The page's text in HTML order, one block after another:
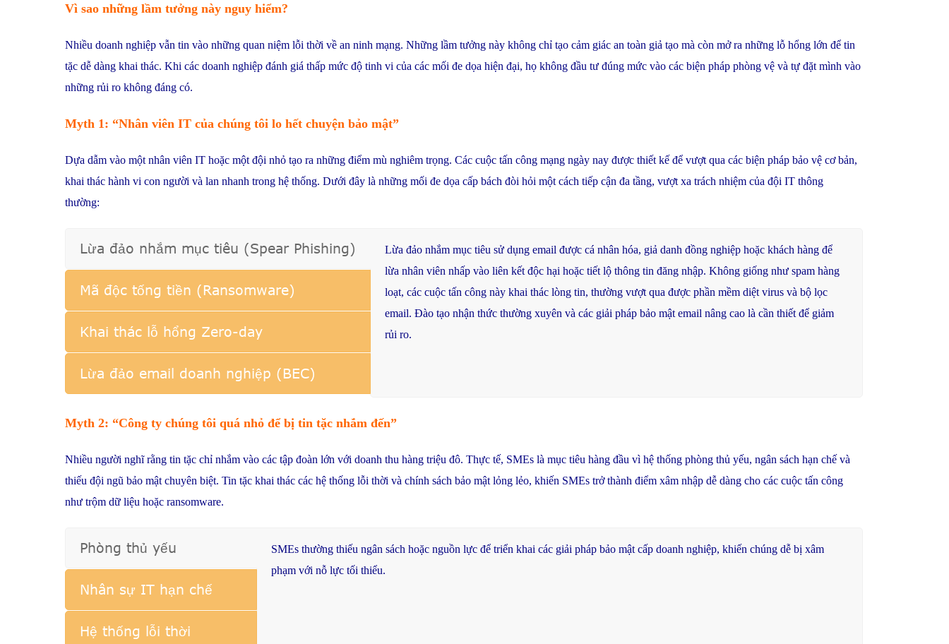
Vì sao những lầm tưởng này nguy hiểm?
Nhiều doanh nghiệp vẫn tin vào những quan niệm lỗi thời về an ninh mạng. Những lầm tưởng này không chỉ tạo cảm giác an toàn giả tạo mà còn mở ra những lỗ hổng lớn để tin
tặc dễ dàng khai thác. Khi các doanh nghiệp đánh giá thấp mức độ tinh vi của các mối đe dọa hiện đại, họ không đầu tư đúng mức vào các biện pháp phòng vệ và tự đặt mình vào
những rủi ro không đáng có.
Myth 1: “Nhân viên IT của chúng tôi lo hết chuyện bảo mật”
Dựa dẫm vào một nhân viên IT hoặc một đội nhỏ tạo ra những điểm mù nghiêm trọng. Các cuộc tấn công mạng ngày nay được thiết kế để vượt qua các biện pháp bảo vệ cơ bản,
khai thác hành vi con người và lan nhanh trong hệ thống. Dưới đây là những mối đe dọa cấp bách đòi hỏi một cách tiếp cận đa tầng, vượt xa trách nhiệm của đội IT thông
thường:
Lừa đảo nhắm mục tiêu (Spear Phishing)
Mã độc tống tiền (Ransomware)
Khai thác lỗ hổng Zero-day
Lừa đảo email doanh nghiệp (BEC)
Lừa đảo nhắm mục tiêu sử dụng email được cá nhân hóa, giả danh đồng nghiệp hoặc khách hàng để
lừa nhân viên nhấp vào liên kết độc hại hoặc tiết lộ thông tin đăng nhập. Không giống như spam hàng
loạt, các cuộc tấn công này khai thác lòng tin, thường vượt qua được phần mềm diệt virus và bộ lọc
email. Đào tạo nhận thức thường xuyên và các giải pháp bảo mật email nâng cao là cần thiết để giảm
rủi ro.
Myth 2: “Công ty chúng tôi quá nhỏ để bị tin tặc nhắm đến”
Nhiều người nghĩ rằng tin tặc chỉ nhắm vào các tập đoàn lớn với doanh thu hàng triệu đô. Thực tế, SMEs là mục tiêu hàng đầu vì hệ thống phòng thủ yếu, ngân sách hạn chế và
thiếu đội ngũ bảo mật chuyên biệt. Tin tặc khai thác các hệ thống lỗi thời và chính sách bảo mật lỏng lẻo, khiến SMEs trở thành điểm xâm nhập dễ dàng cho các cuộc tấn công
như trộm dữ liệu hoặc ransomware.
Phòng thủ yếu
Nhân sự IT hạn chế
Hệ thống lỗi thời
SMEs thường thiếu ngân sách hoặc nguồn lực để triển khai các giải pháp bảo mật cấp doanh nghiệp, khiến chúng dễ bị xâm
phạm với nỗ lực tối thiểu.